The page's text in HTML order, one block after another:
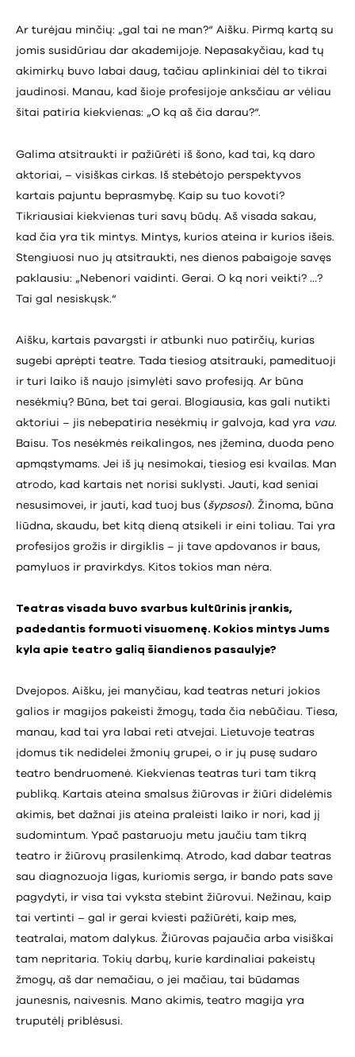
Ar turėjau minčių: „gal tai ne man?“ Aišku. Pirmą kartą su
jomis susidūriau dar akademijoje. Nepasakyčiau, kad tų
akimirkų buvo labai daug, tačiau aplinkiniai dėl to tikrai
jaudinosi. Manau, kad šioje profesijoje anksčiau ar vėliau
šitai patiria kiekvienas: „O ką aš čia darau?“.
Galima atsitraukti ir pažiūrėti iš šono, kad tai, ką daro
aktoriai, – visiškas cirkas. Iš stebėtojo perspektyvos
kartais pajuntu beprasmybę. Kaip su tuo kovoti?
Tikriausiai kiekvienas turi savų būdų. Aš visada sakau,
kad čia yra tik mintys. Mintys, kurios ateina ir kurios išeis.
Stengiuosi nuo jų atsitraukti, nes dienos pabaigoje savęs
paklausiu: „Nebenori vaidinti. Gerai. O ką nori veikti? …?
Tai gal nesiskųsk.“
Aišku, kartais pavargsti ir atbunki nuo patirčių, kurias
sugebi aprėpti teatre. Tada tiesiog atsitrauki, pamedituoji
ir turi laiko iš naujo įsimylėti savo profesiją. Ar būna
nesėkmių? Būna, bet tai gerai. Blogiausia, kas gali nutikti
aktoriui – jis nebepatiria nesėkmių ir galvoja, kad yra vau.
Baisu. Tos nesėkmės reikalingos, nes įžemina, duoda peno
apmąstymams. Jei iš jų nesimokai, tiesiog esi kvailas. Man
atrodo, kad kartais net norisi suklysti. Jauti, kad seniai
nesusimovei, ir jauti, kad tuoj bus (šypsosi). Žinoma, būna
liūdna, skaudu, bet kitą dieną atsikeli ir eini toliau. Tai yra
profesijos grožis ir dirgiklis – ji tave apdovanos ir baus,
pamyluos ir pravirkdys. Kitos tokios man nėra.
Teatras visada buvo svarbus kultūrinis įrankis,
padedantis formuoti visuomenę. Kokios mintys Jums
kyla apie teatro galią šiandienos pasaulyje?
Dvejopos. Aišku, jei manyčiau, kad teatras neturi jokios
galios ir magijos pakeisti žmogų, tada čia nebūčiau. Tiesa,
manau, kad tai yra labai reti atvejai. Lietuvoje teatras
įdomus tik nedidelei žmonių grupei, o ir jų pusę sudaro
teatro bendruomenė. Kiekvienas teatras turi tam tikrą
publiką. Kartais ateina smalsus žiūrovas ir žiūri didelėmis
akimis, bet dažnai jis ateina praleisti laiko ir nori, kad jį
sudomintum. Ypač pastaruoju metu jaučiu tam tikrą
teatro ir žiūrovų prasilenkimą. Atrodo, kad dabar teatras
sau diagnozuoja ligas, kuriomis serga, ir bando pats save
pagydyti, ir visa tai vyksta stebint žiūrovui. Nežinau, kaip
tai vertinti – gal ir gerai kviesti pažiūrėti, kaip mes,
teatralai, matom dalykus. Žiūrovas pajaučia arba visiškai
tam nepritaria. Tokių darbų, kurie kardinaliai pakeistų
žmogų, aš dar nemačiau, o jei mačiau, tai būdamas
jaunesnis, naivesnis. Mano akimis, teatro magija yra
truputėlį priblėsusi.